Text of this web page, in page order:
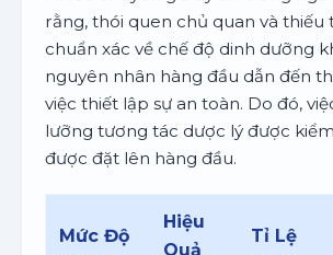
rằng, thói quen chủ quan và thiếu
chuẩn xác về chế độ dinh dưỡng
nguyên nhân hàng đầu dẫn đến
việc thiết lập sự an toàn. Do đó,
lưỡng tương tác dược lý được
được đặt lên hàng đầu.
Mức Độ
Hiệu
Quả
Tỉ Lệ